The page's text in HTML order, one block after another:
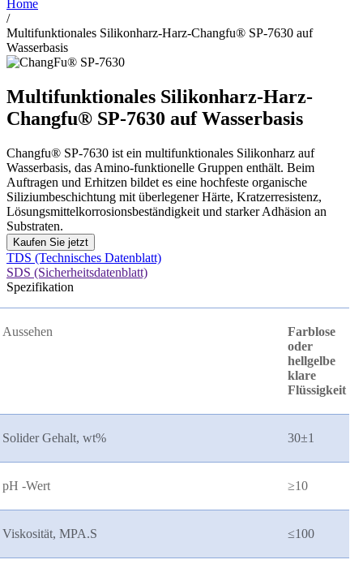
Home
/
Multifunktionales Silikonharz-Harz-Changfu® SP-7630 auf
Wasserbasis
Multifunktionales Silikonharz-Harz-
Changfu® SP-7630 auf Wasserbasis
Changfu® SP-7630 ist ein multifunktionales Silikonharz auf
Wasserbasis, das Amino-funktionelle Gruppen enthält. Beim
Auftragen und Erhitzen bildet es eine hochfeste organische
Siliziumbeschichtung mit überlegener Härte, Kratzerresistenz,
Lösungsmittelkorrosionsbeständigkeit und starker Adhäsion an
Substraten.
Kaufen Sie jetzt
TDS (Technisches Datenblatt)
SDS (Sicherheitsdatenblatt)
Spezifikation
Aussehen
Farblose
oder
hellgelbe
klare
Flüssigkeit
Solider Gehalt, wt% 30±1
pH -Wert ≥10
Viskosität, MPA.S ≤100